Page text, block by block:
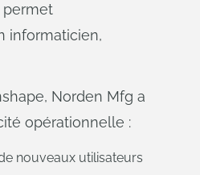
permet
informaticien,
Norden Mfg a
opérationnelle :
nouveaux utilisateurs